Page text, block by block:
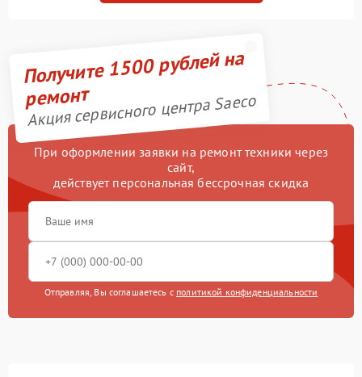
Получите 1500 рублей на
ремонт
Акция сервисного центра Saeco
При оформлении заявки на ремонт техники через
сайт,
действует персональная бессрочная скидка
Отправляя, Вы соглашаетесь с политикой конфиденциальности